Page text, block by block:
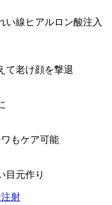
い線ヒアルロン酸注入
て老け顔を撃退
もケア可能
目元作り
射